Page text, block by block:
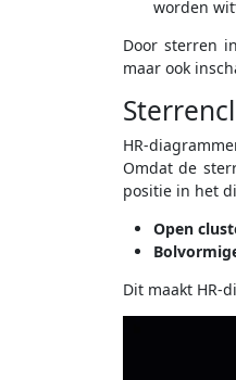
worden
Door sterren
maar ook
HR-
Omdat de
positie in het
Open
Dit maakt HR-